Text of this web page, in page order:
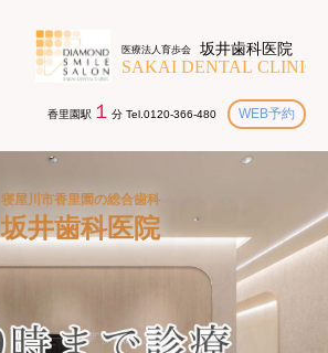
香里園駅 １ 分 Tel.0120-366-480 WEB予約
寝屋川市香里園の総合歯科
坂井歯科医院